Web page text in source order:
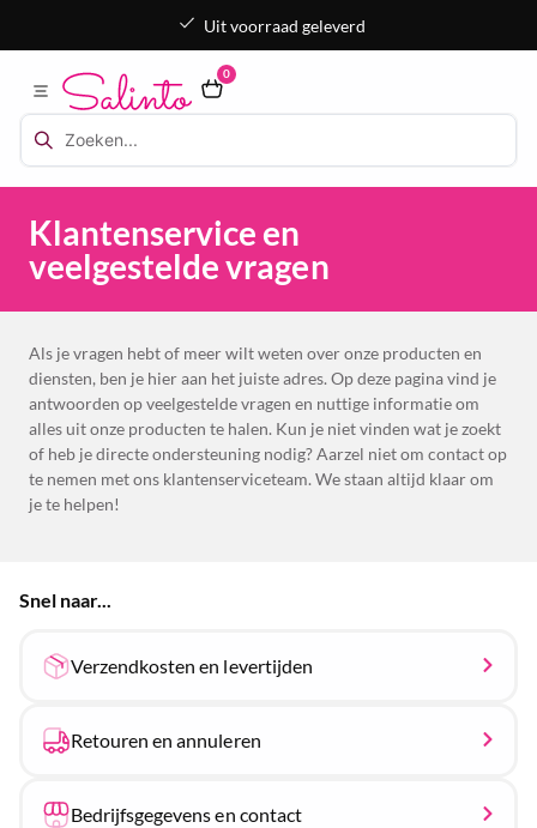
Uit voorraad geleverd
0
Klantenservice en
veelgestelde vragen
Als je vragen hebt of meer wilt weten over onze producten en
diensten, ben je hier aan het juiste adres. Op deze pagina vind je
antwoorden op veelgestelde vragen en nuttige informatie om
alles uit onze producten te halen. Kun je niet vinden wat je zoekt
of heb je directe ondersteuning nodig? Aarzel niet om contact op
te nemen met ons klantenserviceteam. We staan altijd klaar om
je te helpen!
Snel naar...
Verzendkosten en levertijden
Retouren en annuleren
Bedrijfsgegevens en contact